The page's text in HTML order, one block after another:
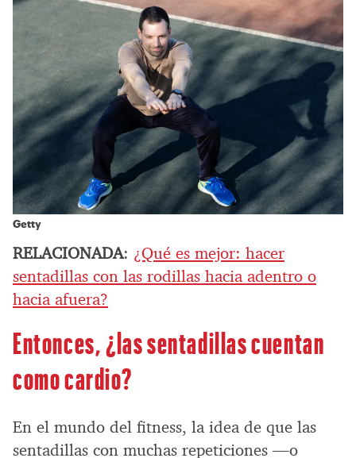
Getty
RELACIONADA: ¿Qué es mejor: hacer
sentadillas con las rodillas hacia adentro o
hacia afuera?
Entonces, ¿las sentadillas cuentan
como cardio?
En el mundo del fitness, la idea de que las
sentadillas con muchas repeticiones —o